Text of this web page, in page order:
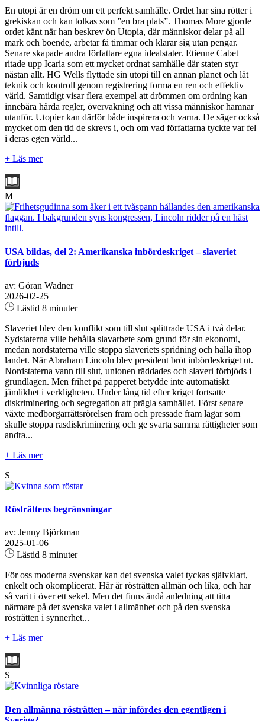
En utopi är en dröm om ett perfekt samhälle. Ordet har sina rötter i
grekiskan och kan tolkas som ”en bra plats”. Thomas More gjorde
ordet känt när han beskrev ön Utopia, där människor delar på all
mark och boende, arbetar få timmar och klarar sig utan pengar.
Senare skapade andra författare egna idealstater. Etienne Cabet
ritade upp Icaria som ett mycket ordnat samhälle där staten styr
nästan allt. HG Wells flyttade sin utopi till en annan planet och lät
teknik och kontroll genom registrering forma en ren och effektiv
värld. Samtidigt visar flera exempel att drömmen om ordning kan
innebära hårda regler, övervakning och att vissa människor hamnar
utanför. Utopier kan därför både inspirera och varna. De säger också
mycket om den tid de skrevs i, och om vad författarna tyckte var fel
i deras egen värld...
+ Läs mer
M
USA bildas, del 2: Amerikanska inbördeskriget – slaveriet
förbjuds
av: Göran Wadner
2026-02-25
Lästid 8 minuter
Slaveriet blev den konflikt som till slut splittrade USA i två delar.
Sydstaterna ville behålla slavarbete som grund för sin ekonomi,
medan nordstaterna ville stoppa slaveriets spridning och hålla ihop
landet. När Abraham Lincoln blev president bröt inbördeskriget ut.
Nordstaterna vann till slut, unionen räddades och slaveri förbjöds i
grundlagen. Men frihet på papperet betydde inte automatiskt
jämlikhet i verkligheten. Under lång tid efter kriget fortsatte
diskriminering och segregation att prägla samhället. Först senare
växte medborgarrättsrörelsen fram och pressade fram lagar som
skulle stoppa rasdiskriminering och ge svarta samma rättigheter som
andra...
+ Läs mer
S
Rösträttens begränsningar
av: Jenny Björkman
2025-01-06
Lästid 8 minuter
För oss moderna svenskar kan det svenska valet tyckas självklart,
enkelt och okomplicerat. Här är rösträtten allmän och lika, och har
så varit i över ett sekel. Men det finns ändå anledning att titta
närmare på det svenska valet i allmänhet och på den svenska
rösträtten i synnerhet...
+ Läs mer
S
Den allmänna rösträtten – när infördes den egentligen i